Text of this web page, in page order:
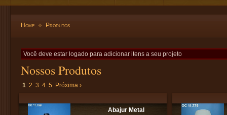
Home Produtos
Você deve estar logado para adicionar itens a seu projeto
Nossos Produtos
1 2 3 4 5 Próxima ›
Abajur Metal